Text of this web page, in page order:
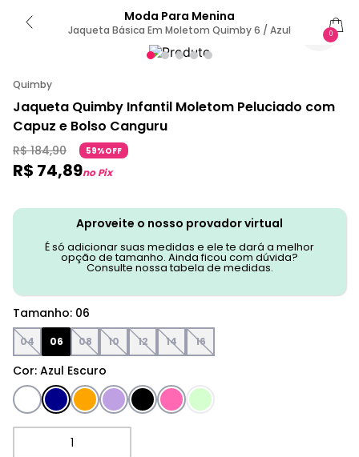
Moda Para Menina
Jaqueta Básica Em Moletom Quimby 6 / Azul 0
Quimby
Jaqueta Quimby Infantil Moletom Peluciado com
Capuz e Bolso Canguru
R$ 184,90 59%OFF
R$ 74,89no Pix
Aproveite o nosso provador virtual
É só adicionar suas medidas e ele te dará a melhor
opção de tamanho. Ainda ficou com dúvida?
Consulte nossa tabela de medidas.
Cor: Azul Escuro
Tamanho: 06
04 06 08 10 12 14 16